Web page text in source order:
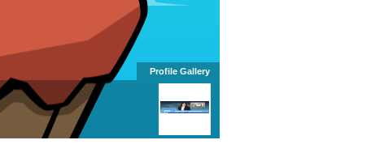
Profile Gallery